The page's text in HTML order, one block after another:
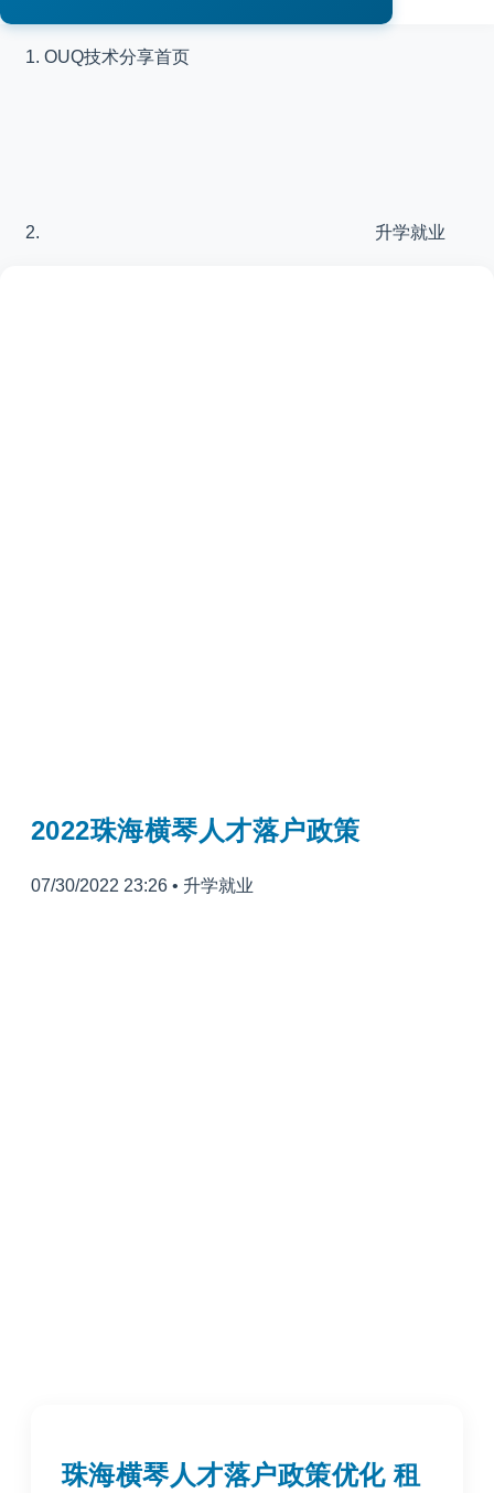
OUQ技术分享首页
升学就业
2022珠海横琴人才落户政策
07/30/2022 23:26 • 升学就业
珠海横琴人才落户政策优化 租